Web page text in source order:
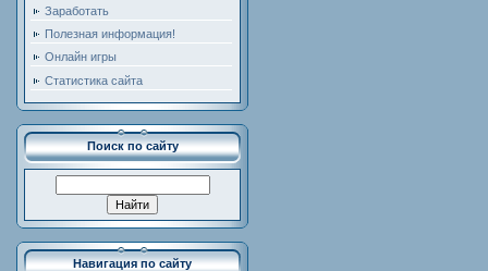
Заработать
Полезная информация!
Онлайн игры
Статистика сайта
Поиск по сайту
Навигация по сайту